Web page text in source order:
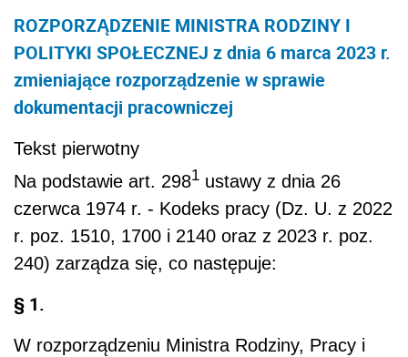
ROZPORZĄDZENIE MINISTRA RODZINY I
POLITYKI SPOŁECZNEJ z dnia 6 marca 2023 r.
zmieniające rozporządzenie w sprawie
dokumentacji pracowniczej
Tekst pierwotny
Na podstawie art. 2981 ustawy z dnia 26
czerwca 1974 r. - Kodeks pracy (Dz. U. z 2022
r. poz. 1510, 1700 i 2140 oraz z 2023 r. poz.
240) zarządza się, co następuje:
§ 1.
W rozporządzeniu Ministra Rodziny, Pracy i